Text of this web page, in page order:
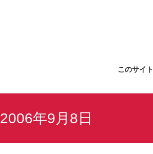
このサイト
2006年9月8日